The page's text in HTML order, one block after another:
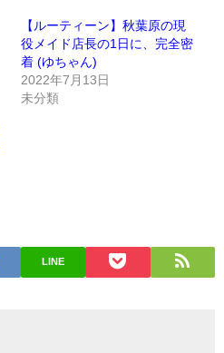
【ルーティーン】秋葉原の現
役メイド店長の1日に、完全密
着 (ゆちゃん)
2022年7月13日
未分類
LINE